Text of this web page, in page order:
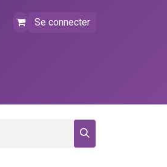
Se connecter